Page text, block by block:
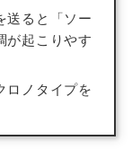
送ると「ソー
が起こりやす
ロノタイプを